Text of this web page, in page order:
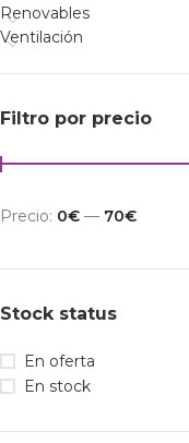
Renovables
Ventilación
Filtro por precio
Precio: 0€ — 70€
Stock status
En oferta
En stock